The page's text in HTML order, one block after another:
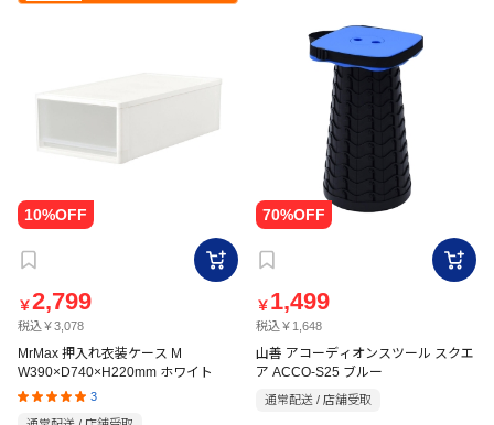
￥2,799
税込￥3,078
MrMax 押入れ衣装ケース M
W390×D740×H220mm ホワイト
3
￥ 1,499
税込￥1,648
山善 アコーディオンスツール スクエ
ア ACCO-S25 ブルー
通常配送 / 店舗受取